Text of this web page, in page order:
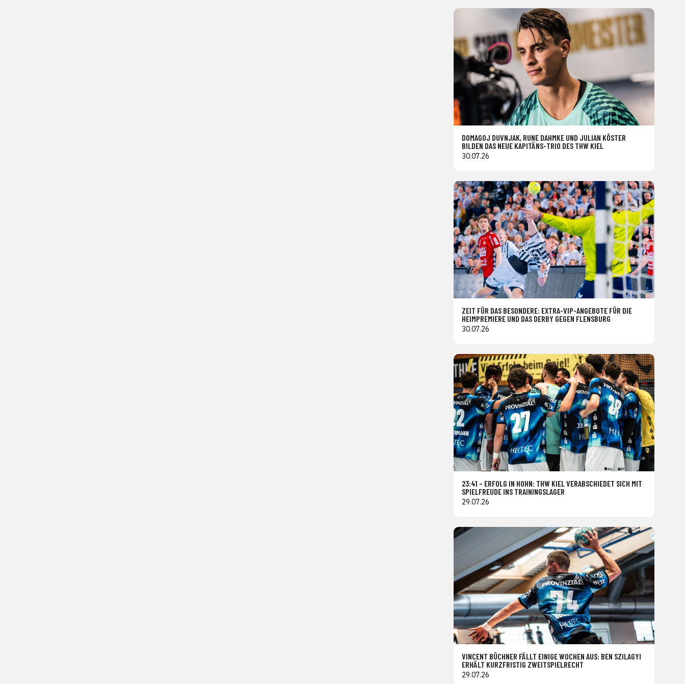
DOMAGOJ DUVNJAK, RUNE DAHMKE UND JULIAN KÖSTER
BILDEN DAS NEUE KAPITÄNS-TRIO DES THW KIEL
30.07.26
ZEIT FÜR DAS BESONDERE: EXTRA-VIP-ANGEBOTE FÜR DIE
HEIMPREMIERE UND DAS DERBY GEGEN FLENSBURG
30.07.26
23:41 – ERFOLG IN HOHN: THW KIEL VERABSCHIEDET SICH MIT
SPIELFREUDE INS TRAININGSLAGER
29.07.26
VINCENT BÜCHNER FÄLLT EINIGE WOCHEN AUS: BEN SZILAGYI
ERHÄLT KURZFRISTIG ZWEITSPIELRECHT
29.07.26